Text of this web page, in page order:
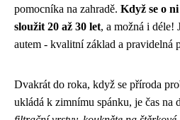
pomocníka na zahradě. Když se o
sloužit 20 až 30 let, a možná i déle!
autem - kvalitní základ a pravidelná
Dvakrát do roka, když se příroda
ukládá k zimnímu spánku, je čas na